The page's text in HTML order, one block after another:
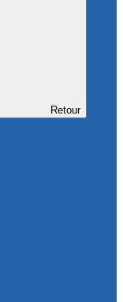
Retour